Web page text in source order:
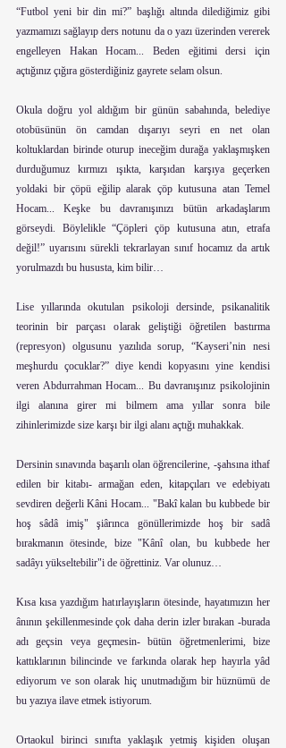
“Futbol yeni bir din mi?” başlığı altında dilediğimiz gibi
yazmamızı sağlayıp ders notunu da o yazı üzerinden vererek
engelleyen Hakan Hocam... Beden eğitimi dersi için
açtığınız çığıra gösterdiğiniz gayrete selam olsun.
Okula doğru yol aldığım bir günün sabahında, belediye
otobüsünün ön camdan dışarıyı seyri en net olan
koltuklardan birinde oturup ineceğim durağa yaklaşmışken
durduğumuz kırmızı ışıkta, karşıdan karşıya geçerken
yoldaki bir çöpü eğilip alarak çöp kutusuna atan Temel
Hocam... Keşke bu davranışınızı bütün arkadaşlarım
görseydi. Böylelikle “Çöpleri çöp kutusuna atın, etrafa
değil!” uyarısını sürekli tekrarlayan sınıf hocamız da artık
yorulmazdı bu hususta, kim bilir…
Lise yıllarında okutulan psikoloji dersinde, psikanalitik
teorinin bir parçası olarak geliştiği öğretilen bastırma
(represyon) olgusunu yazılıda sorup, “Kayseri’nin nesi
meşhurdu çocuklar?” diye kendi kopyasını yine kendisi
veren Abdurrahman Hocam... Bu davranışınız psikolojinin
ilgi alanına girer mi bilmem ama yıllar sonra bile
zihinlerimizde size karşı bir ilgi alanı açtığı muhakkak.
Dersinin sınavında başarılı olan öğrencilerine, -şahsına ithaf
edilen bir kitabı- armağan eden, kitapçıları ve edebiyatı
sevdiren değerli Kâni Hocam... "Bakî kalan bu kubbede bir
hoş sâdâ imiş" şiârınca gönüllerimizde hoş bir sadâ
bırakmanın ötesinde, bize "Kânî olan, bu kubbede her
sadâyı yükseltebilir"i de öğrettiniz. Var olunuz…
Kısa kısa yazdığım hatırlayışların ötesinde, hayatımızın her
ânının şekillenmesinde çok daha derin izler bırakan -burada
adı geçsin veya geçmesin- bütün öğretmenlerimi, bize
kattıklarının bilincinde ve farkında olarak hep hayırla yâd
ediyorum ve son olarak hiç unutmadığım bir hüznümü de
bu yazıya ilave etmek istiyorum.
Ortaokul birinci sınıfta yaklaşık yetmiş kişiden oluşan